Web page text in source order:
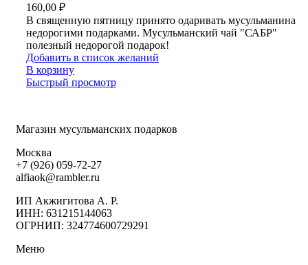
160,00 ₽
В священную пятницу принято одаривать мусульманина
недорогими подарками. Мусульманский чай "САБР"
полезный недорогой подарок!
Добавить в список желаний
В корзину
Быстрый просмотр
Магазин мусульманских подарков
Москва
+7 (926) 059-72-27
alfiaok@rambler.ru
ИП Акжигитова А. Р.
ИНН: 631215144063
ОГРНИП: 324774600729291
Меню